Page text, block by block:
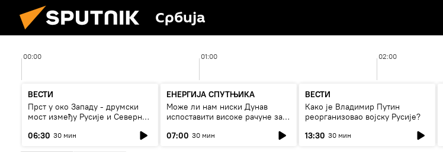
Србија
00:00 01:00 02:00
ВЕСТИ
Прст у око Западу - друмски
мост између Русије и Северне
06:30 30 мин
ЕНЕРГИЈА СПУТЊИКА
Може ли нам ниски Дунав
испоставити високе рачуне за
07:00 30 мин
ВЕСТИ
Како је Владимир Путин
реорганизовао војску Русије?
13:30 30 мин